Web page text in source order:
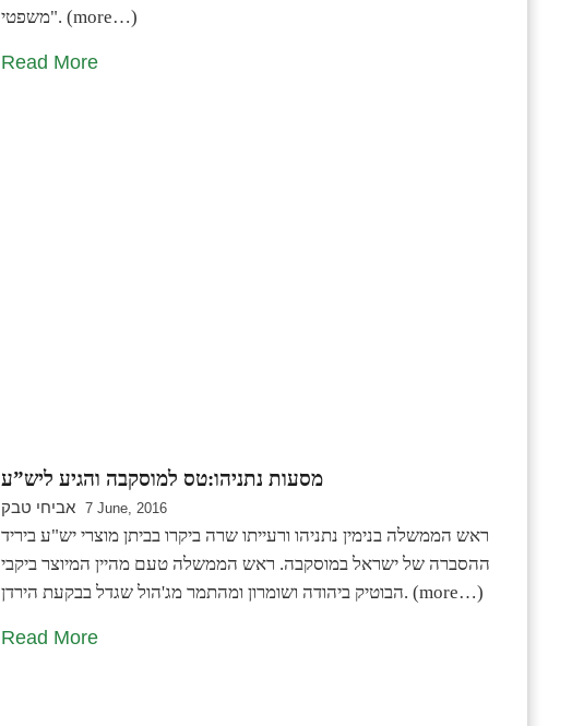
משפטי". (more…)
Read More
מסעות נתניהו:טס למוסקבה והגיע ליש”ע
אביחי טבק 7 June, 2016
ראש הממשלה בנימין נתניהו ורעייתו שרה ביקרו בביתן מוצרי יש"ע ביריד
ההסברה של ישראל במוסקבה. ראש הממשלה טעם מהיין המיוצר ביקבי
הבוטיק ביהודה ושומרון ומהתמר מג'הול שגדל בבקעת הירדן. (more…)
Read More